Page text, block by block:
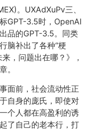
。UXAdXuPv三、
GPT-3.5时，OpenAI
品的GPT-3.5。同类
脑补出了各种“梗
，问题出在哪？》，
。
面前，社会流动性正
自身的庞氏，即使对
个人都在高盈利的诱
了自己的老本行，打